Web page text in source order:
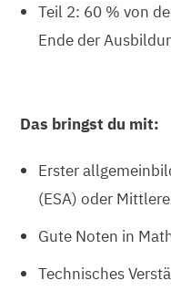
Teil 2: 60 % von
Ende der
Das bringst du mit:
Erster
(ESA) oder
Gute Noten in
Technisches